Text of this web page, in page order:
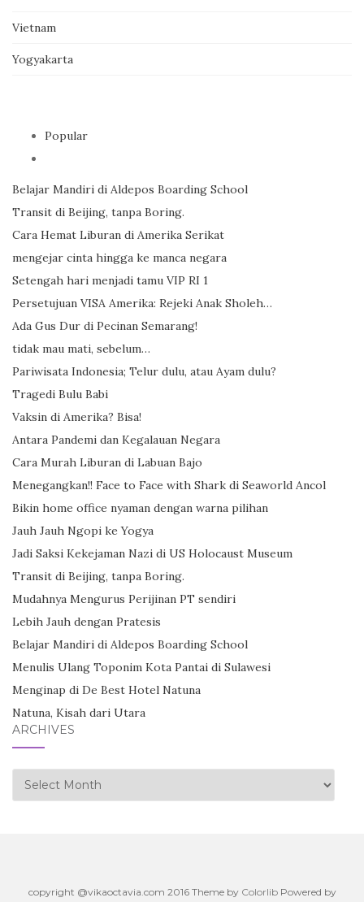
Vietnam
Yogyakarta
Popular
Belajar Mandiri di Aldepos Boarding School
Transit di Beijing, tanpa Boring.
Cara Hemat Liburan di Amerika Serikat
mengejar cinta hingga ke manca negara
Setengah hari menjadi tamu VIP RI 1
Persetujuan VISA Amerika: Rejeki Anak Sholeh…
Ada Gus Dur di Pecinan Semarang!
tidak mau mati, sebelum…
Pariwisata Indonesia; Telur dulu, atau Ayam dulu?
Tragedi Bulu Babi
Vaksin di Amerika? Bisa!
Antara Pandemi dan Kegalauan Negara
Cara Murah Liburan di Labuan Bajo
Menegangkan!! Face to Face with Shark di Seaworld Ancol
Bikin home office nyaman dengan warna pilihan
Jauh Jauh Ngopi ke Yogya
Jadi Saksi Kekejaman Nazi di US Holocaust Museum
Transit di Beijing, tanpa Boring.
Mudahnya Mengurus Perijinan PT sendiri
Lebih Jauh dengan Pratesis
Belajar Mandiri di Aldepos Boarding School
Menulis Ulang Toponim Kota Pantai di Sulawesi
Menginap di De Best Hotel Natuna
Natuna, Kisah dari Utara
ARCHIVES
Archives
copyright @vikaoctavia.com 2016 Theme by ColorlibPowered by